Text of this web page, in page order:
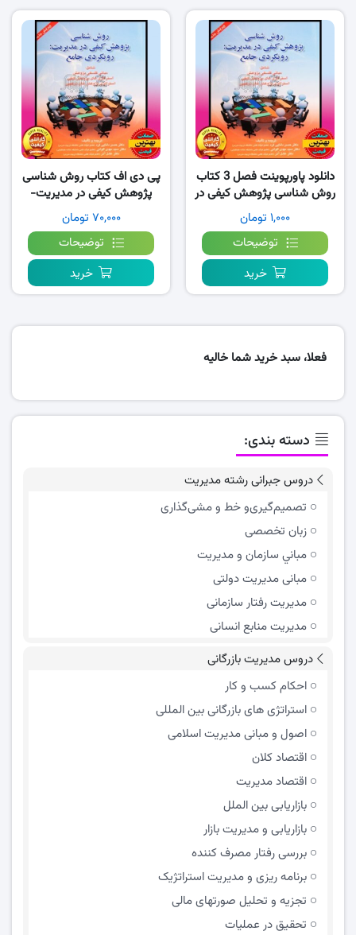
دانلود پاورپوینت فصل 3 کتاب
روش شناسی پژوهش کیفی در
مدیریت رویکردی جامع
۱,۰۰۰ تومان
توضیحات
خرید
پی دی اف کتاب روش شناسی
پژوهش کیفی در مدیریت-
رویکردی جامع PDF
۷۰,۰۰۰ تومان
توضیحات
خرید
فعلا، سبد خرید شما خالیه
دسته بندی:
دروس جبرانی رشته مدیریت
تصمیم‌گیری‌و خط و مشی‌گذاری
زبان تخصصی
مباني سازمان و مديريت
مبانی مدیریت دولتی
مدیریت رفتار سازمانی
مدیریت منابع انسانی
دروس مدیریت بازرگانی
احکام کسب و کار
استراتژی های بازرگانی بین المللی
اصول و مبانی مدیریت اسلامی
اقتصاد کلان
اقتصاد مدیریت
بازاریابی بین الملل
بازاریابی و مدیریت بازار
بررسی رفتار مصرف کننده
برنامه ریزی و مدیریت استراتژیک
تجزیه و تحلیل صورتهای مالی
تحقیق در عملیات